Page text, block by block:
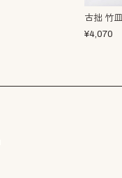
古拙 竹皿
¥4,070